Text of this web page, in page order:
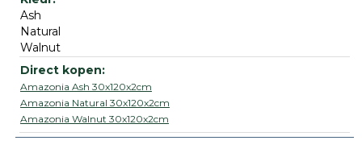
Ash
Natural
Walnut
Amazonia Ash 30x120x2cm
Amazonia Natural 30x120x2cm
Amazonia Walnut 30x120x2cm